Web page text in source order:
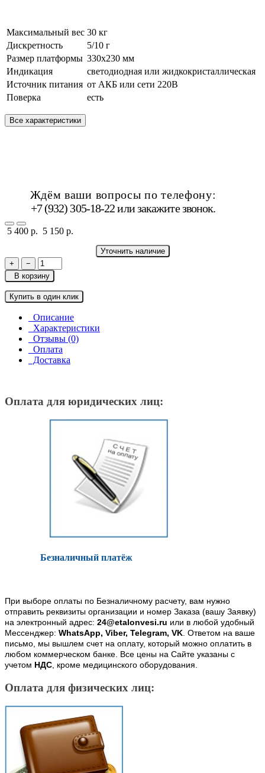
Максимальный вес 30 кг
Дискретность
5/10 г
Размер платформы 330х230 мм
Индикация
светодиодная или жидкокристаллическая
Источник питания от АКБ или сети 220В
Поверка
есть
Все характеристики
Ждём ваши вопросы по телефону:
+7 (932) 305-18-22 илизакажите звонок.
5 400 р. 5 150 р.
Уточнить наличие
+
−
В корзину
Купить в один клик
Описание
Характеристики
Отзывы (0)
Оплата
Доставка
Оплата для юридических лиц:
Безналичный платёж
При выборе оплаты по Безналичному расчету, вам нужно
отправить реквизиты организации и номер Заказа (вашу Заявку)
на электронный адрес: 24@etalonvesi.ru или в любой удобный
Мессенджер: WhatsApp, Viber, Telegram, VK. Ответом на ваше
письмо, мы вышлем счет на оплату, который можно оплатить в
любом коммерческом банке. Все цены на Сайте указаны с
учетом НДС, кроме медицинского оборудования.
Оплата для физических лиц: